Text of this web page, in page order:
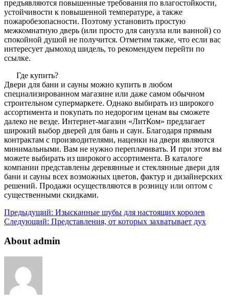
предъявляются повышенные требования по влагостойкости,
устойчивости к повышенной температуре, а также
пожаробезопасности. Поэтому установить простую
межкомнатную дверь (или просто для санузла или ванной) со
спокойной душой не получится. Отметим также, что если вас
интересует дымоход шидель, то рекомендуем перейти по
ссылке.
Где купить?
Двери для бани и сауны можно купить в любом
специализированном магазине или даже самом обычном
строительном супермаркете. Однако выбирать из широкого
ассортимента и покупать по недорогим ценам вы сможете
далеко не везде. Интернет-магазин «ЛитКом» предлагает
широкий выбор дверей для бань и саун. Благодаря прямым
контрактам с производителями, наценки на двери являются
минимальными. Вам не нужно переплачивать. И при этом вы
можете выбирать из широкого ассортимента. В каталоге
компании представлены деревянные и стеклянные двери для
бани и сауны всех возможных цветов, фактур и дизайнерских
решений. Продажи осуществляются в розницу или оптом с
существенными скидками.
Предыдущий: Изысканные шубы для настоящих королев
Следующий: Представления, от которых захватывает дух
About admin